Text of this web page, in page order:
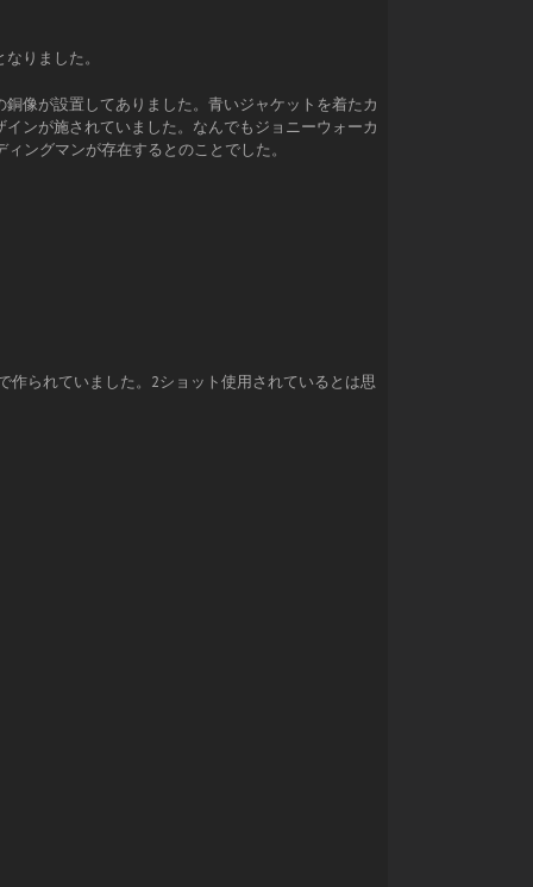
りました。
像が設置してありました。青いジャケットを着たカ
ンが施されていました。なんでもジョニーウォーカ
ングマンが存在するとのことでした。
られていました。2ショット使用されているとは思